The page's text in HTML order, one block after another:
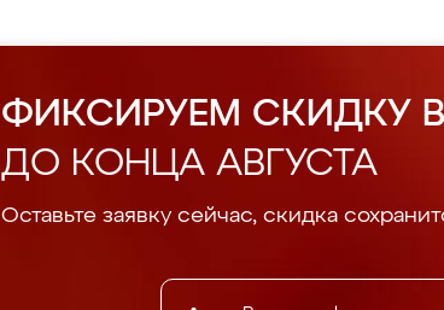
ФИКСИРУЕМ СКИДКУ В
ДО КОНЦА АВГУСТА
Оставьте заявку сейчас, скидка